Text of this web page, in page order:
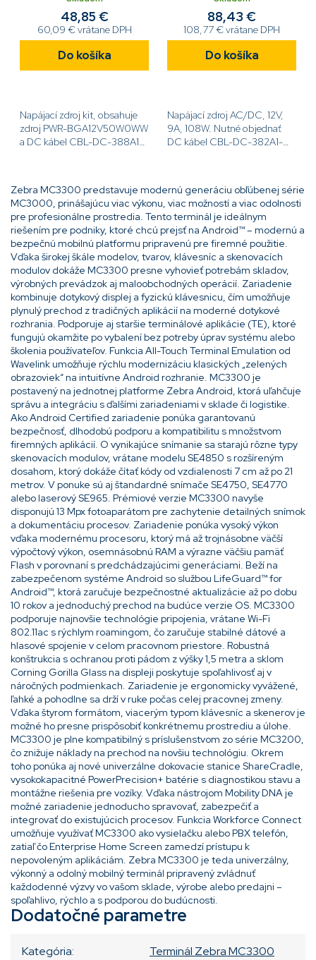
kábel CBL-DC-388A1-01
60,09 € vrátane DPH
48,85 €
Do košíka
Napájací zdroj kit, obsahuje
zdroj PWR-BGA12V50W0WW
a DC kábel CBL-DC-388A1-
108,77 € vrátane DPH
88,43 €
Do košíka
Napájací zdroj AC/DC, 12V,
9A, 108W. Nutné objednať
DC kábel CBL-DC-382A1-
Zebra MC3300 predstavuje modernú generáciu obľúbenej série
MC3000, prinášajúcu viac výkonu, viac možností a viac odolnosti
pre profesionálne prostredia. Tento terminál je ideálnym
riešením pre podniky, ktoré chcú prejsť na Android™ – modernú a
bezpečnú mobilnú platformu pripravenú pre firemné použitie.
Vďaka širokej škále modelov, tvarov, klávesníc a skenovacích
modulov dokáže MC3300 presne vyhovieť potrebám skladov,
výrobných prevádzok aj maloobchodných operácií. Zariadenie
kombinuje dotykový displej a fyzickú klávesnicu, čím umožňuje
plynulý prechod z tradičných aplikácií na moderné dotykové
rozhrania. Podporuje aj staršie terminálové aplikácie (TE), ktoré
fungujú okamžite po vybalení bez potreby úprav systému alebo
školenia používateľov. Funkcia All-Touch Terminal Emulation od
Wavelink umožňuje rýchlu modernizáciu klasických „zelených
obrazoviek“ na intuitívne Android rozhranie. MC3300 je
postavený na jednotnej platforme Zebra Android, ktorá uľahčuje
správu a integráciu s ďalšími zariadeniami v sklade či logistike.
Ako Android Certified zariadenie ponúka garantovanú
bezpečnosť, dlhodobú podporu a kompatibilitu s množstvom
firemných aplikácií. O vynikajúce snímanie sa starajú rôzne typy
skenovacích modulov, vrátane modelu SE4850 s rozšíreným
dosahom, ktorý dokáže čítať kódy od vzdialenosti 7 cm až po 21
metrov. V ponuke sú aj štandardné snímače SE4750, SE4770
alebo laserový SE965. Prémiové verzie MC3300 navyše
disponujú 13 Mpx fotoaparátom pre zachytenie detailných snímok
a dokumentáciu procesov. Zariadenie ponúka vysoký výkon
vďaka modernému procesoru, ktorý má až trojnásobne väčší
výpočtový výkon, osemnásobnú RAM a výrazne väčšiu pamäť
Flash v porovnaní s predchádzajúcimi generáciami. Beží na
zabezpečenom systéme Android so službou LifeGuard™ for
Android™, ktorá zaručuje bezpečnostné aktualizácie až po dobu
10 rokov a jednoduchý prechod na budúce verzie OS. MC3300
podporuje najnovšie technológie pripojenia, vrátane Wi-Fi
802.11ac s rýchlym roamingom, čo zaručuje stabilné dátové a
hlasové spojenie v celom pracovnom priestore. Robustná
konštrukcia s ochranou proti pádom z výšky 1,5 metra a sklom
Corning Gorilla Glass na displeji poskytuje spoľahlivosť aj v
náročných podmienkach. Zariadenie je ergonomicky vyvážené,
ľahké a pohodlne sa drží v ruke počas celej pracovnej zmeny.
Vďaka štyrom formátom, viacerým typom klávesníc a skenerov je
možné ho presne prispôsobiť konkrétnemu prostrediu a úlohe.
MC3300 je plne kompatibilný s príslušenstvom zo série MC3200,
čo znižuje náklady na prechod na novšiu technológiu. Okrem
toho ponúka aj nové univerzálne dokovacie stanice ShareCradle,
vysokokapacitné PowerPrecision+ batérie s diagnostikou stavu a
montážne riešenia pre vozíky. Vďaka nástrojom Mobility DNA je
možné zariadenie jednoducho spravovať, zabezpečiť a
integrovať do existujúcich procesov. Funkcia Workforce Connect
umožňuje využívať MC3300 ako vysielačku alebo PBX telefón,
zatiaľ čo Enterprise Home Screen zamedzí prístupu k
nepovoleným aplikáciám. Zebra MC3300 je teda univerzálny,
výkonný a odolný mobilný terminál pripravený zvládnuť
každodenné výzvy vo vašom sklade, výrobe alebo predajni –
spoľahlivo, rýchlo a s podporou do budúcnosti.
Dodatočné parametre
Kategória: Terminál Zebra MC3300